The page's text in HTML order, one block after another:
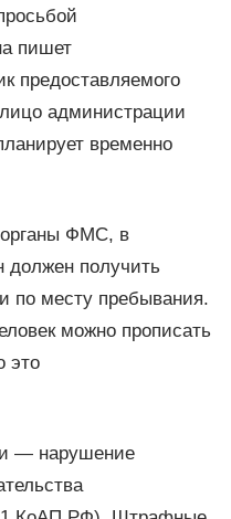
пишет
предоставляемого
администрации
временно
органы ФМС, в
должен получить
по месту пребывания.
можно прописать
это
— нарушение